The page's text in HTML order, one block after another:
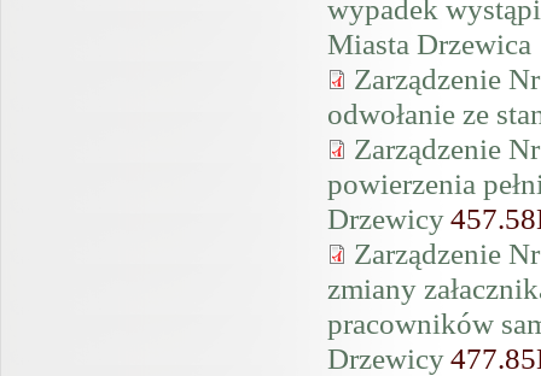
wypadek
Miasta Drzewica
Zarządzenie
odwołanie ze
Zarządzenie
powierzenia
Drzewicy
Zarządzenie
zmiany
pracowników
Drzewicy